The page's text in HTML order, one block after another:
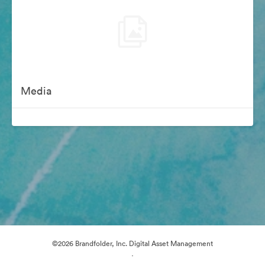
Media
©2026 Brandfolder, Inc. Digital Asset Management
·